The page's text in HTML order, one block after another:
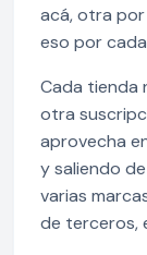
acá, otra por
eso por
Cada tienda
otra
aprovecha
y saliendo
varias
de terceros,